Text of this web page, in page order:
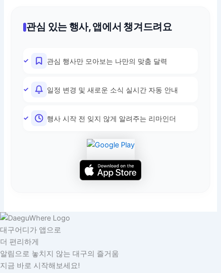
관심 있는 행사, 앱에서 챙겨드려요
관심 행사만 모아보는 나만의 맞춤 달력
일정 변경 및 새로운 소식 실시간 자동 안내
행사 시작 전 잊지 않게 알려주는 리마인더
대구어디가 앱으로
더 편리하게
알림으로 놓치지 않는 대구의 즐거움
지금 바로 시작해보세요!